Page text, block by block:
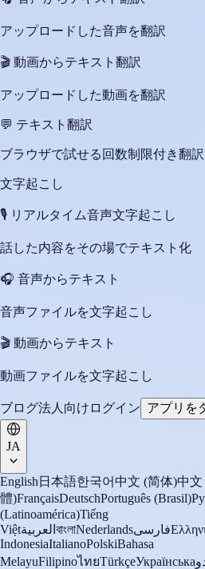
アップロードした音声を翻訳
🎬 動画からテキスト翻訳
アップロードした動画を翻訳
💬 テキスト翻訳
ブラウザで試せる回数制限付き翻訳
文字起こし
🎙️ リアルタイム音声文字起こし
話した内容をその場でテキスト化
🎧 音声からテキスト
音声ファイルを文字起こし
🎬 動画からテキスト
動画ファイルを文字起こし
ブログ法人向け ログイン アプリを
JA
English 日本語한국어中文 (简体)中文
體)FrançaisDeutschPortuguês (Brasil)
(Latinoamérica)Tiếng
Việtالعربية বাংলাNederlandsفارسی
IndonesiaItalianoPolskiBahasa
MelayuFilipinoไทยTürkçeУкраїнська